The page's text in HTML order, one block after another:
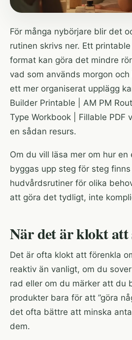
För många nybörjare blir det
rutinen skrivs ner. Ett
format kan göra det mindre
vad som används morgon
ett mer organiserat upplägg
Builder Printable | AM PM
Type Workbook | Fillable PDF
en sådan resurs.
Om du vill läsa mer om hur en
byggas upp steg för steg
hudvårdsrutiner för olika
att göra det tydligt, inte
När det är klokt att
Det är ofta klokt att förenkla
reaktiv än vanligt, om du
rad eller om du märker att du
produkter bara för att ”göra
det ofta bättre att minska
dem.